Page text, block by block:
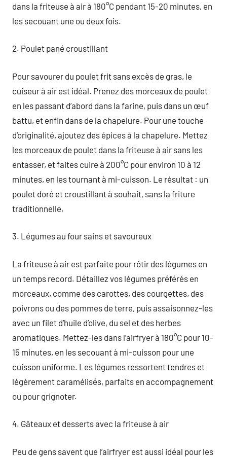
dans la friteuse à air à 180°C pendant 15-20 minutes, en
les secouant une ou deux fois.
2. Poulet pané croustillant
Pour savourer du poulet frit sans excès de gras, le
cuiseur à air est idéal. Prenez des morceaux de poulet
en les passant d’abord dans la farine, puis dans un œuf
battu, et enfin dans de la chapelure. Pour une touche
d’originalité, ajoutez des épices à la chapelure. Mettez
les morceaux de poulet dans la friteuse à air sans les
entasser, et faites cuire à 200°C pour environ 10 à 12
minutes, en les tournant à mi-cuisson. Le résultat : un
poulet doré et croustillant à souhait, sans la friture
traditionnelle.
3. Légumes au four sains et savoureux
La friteuse à air est parfaite pour rôtir des légumes en
un temps record. Détaillez vos légumes préférés en
morceaux, comme des carottes, des courgettes, des
poivrons ou des pommes de terre, puis assaisonnez-les
avec un filet d’huile d’olive, du sel et des herbes
aromatiques. Mettez-les dans l’airfryer à 180°C pour 10-
15 minutes, en les secouant à mi-cuisson pour une
cuisson uniforme. Les légumes ressortent tendres et
légèrement caramélisés, parfaits en accompagnement
ou pour grignoter.
4. Gâteaux et desserts avec la friteuse à air
Peu de gens savent que l’airfryer est aussi idéal pour les